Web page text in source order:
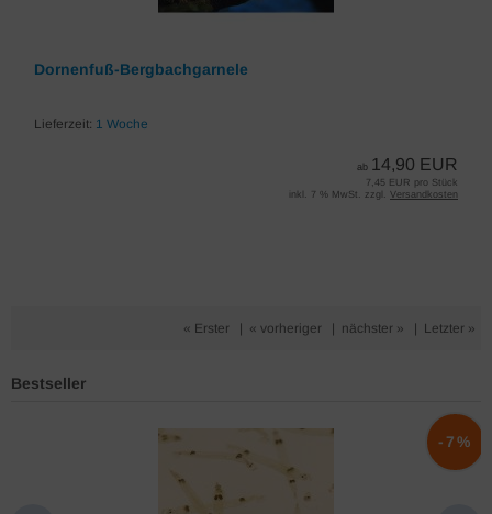
Dornenfuß-Bergbachgarnele
Lieferzeit: 1 Woche
ab 14,90 EUR
7,45 EUR pro Stück
inkl. 7 % MwSt. zzgl. Versandkosten
« Erster « vorheriger nächster » Letzter »
Bestseller
-7%